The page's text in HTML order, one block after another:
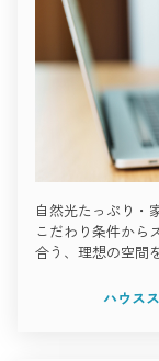
自然光たっぷり・
こだわり条件から
合う、理想の空間
ハウス